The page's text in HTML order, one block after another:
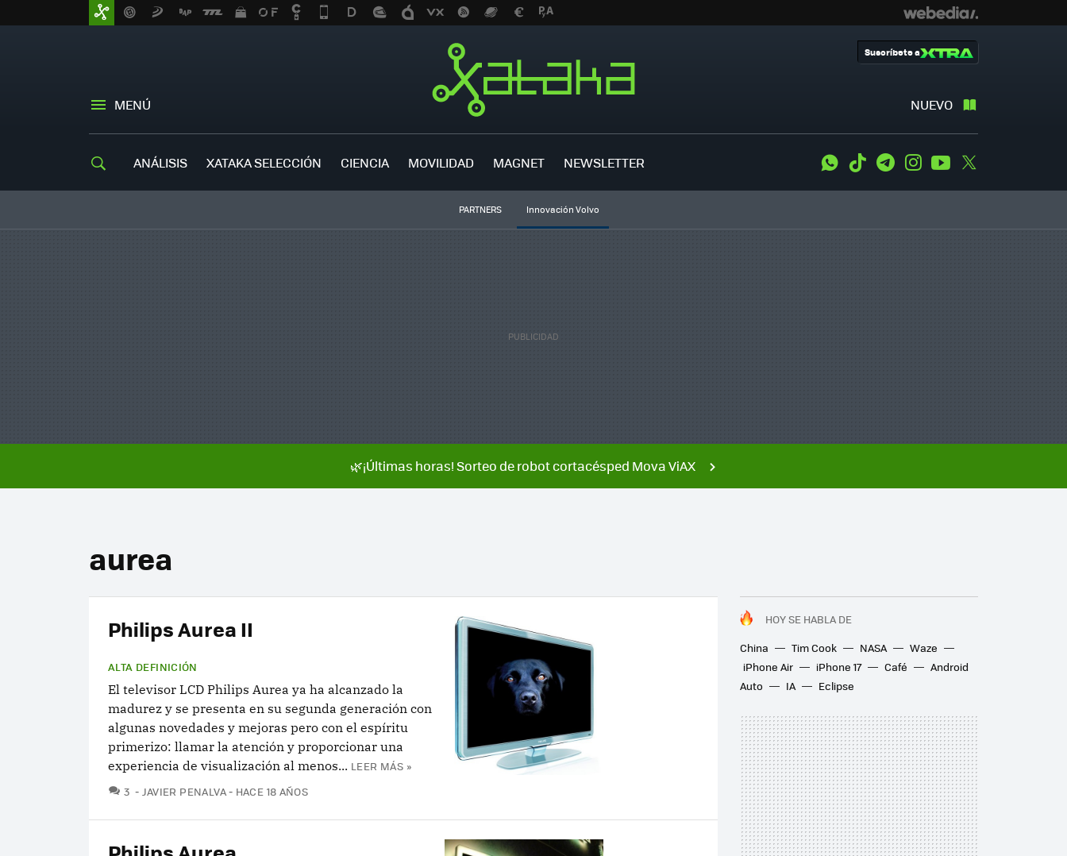
MENÚ NUEVO
Suscríbete a
ANÁLISIS XATAKA SELECCIÓN CIENCIA MOVILIDAD MAGNET NEWSLETTER WhatsApp
Tiktok TelegramInstagramYoutube
PARTNERS Innovación Volvo
🌿¡Últimas horas! Sorteo de robot cortacésped Mova ViAX
aurea
HOY SE HABLA DE
China
Tim Cook NASA
Waze
iPhone Air
iPhone 17 Café
Android
Auto
IA Eclipse
Philips Aurea II
ALTA DEFINICIÓN
El televisor LCD Philips Aurea ya ha alcanzado la
madurez y se presenta en su segunda generación con
algunas novedades y mejoras pero con el espíritu
primerizo: llamar la atención y proporcionar una
experiencia de visualización al menos... LEER MÁS »
3 COMENTARIOS
JAVIER PENALVA HACE 18 AÑOS